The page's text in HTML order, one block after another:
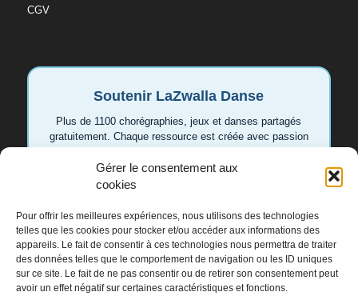
Gérer le consentement aux
cookies
Pour offrir les meilleures expériences, nous utilisons des technologies
telles que les cookies pour stocker et/ou accéder aux informations des
appareils. Le fait de consentir à ces technologies nous permettra de traiter
des données telles que le comportement de navigation ou les ID uniques
sur ce site. Le fait de ne pas consentir ou de retirer son consentement peut
avoir un effet négatif sur certaines caractéristiques et fonctions.
CGV
Soutenir LaZwalla Danse
Plus de 1100 chorégraphies, jeux et danses partagés
gratuitement. Chaque ressource est créée avec passion
soutien permet de continuer à développer de nouvelles
Soutenir LaZwalla
Merci de tout cœur 💛